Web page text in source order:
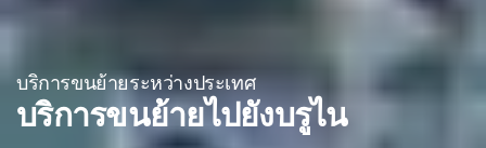
บริการขนย้ายระหว่างประเทศ
บริการขนย้ายไปยังบรูไน